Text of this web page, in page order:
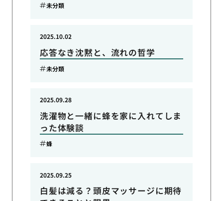
未分類
応答なき沈黙と、流れの哲学
2025.10.02
未分類
洗濯物と一緒に蜂を家に入れてしま
った体験談
2025.09.28
蜂
白髪は減る？頭皮マッサージに期待
2025.09.25